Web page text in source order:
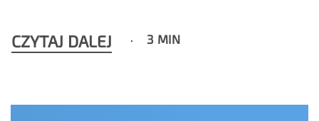
CZYTAJ DALEJ 3 MIN